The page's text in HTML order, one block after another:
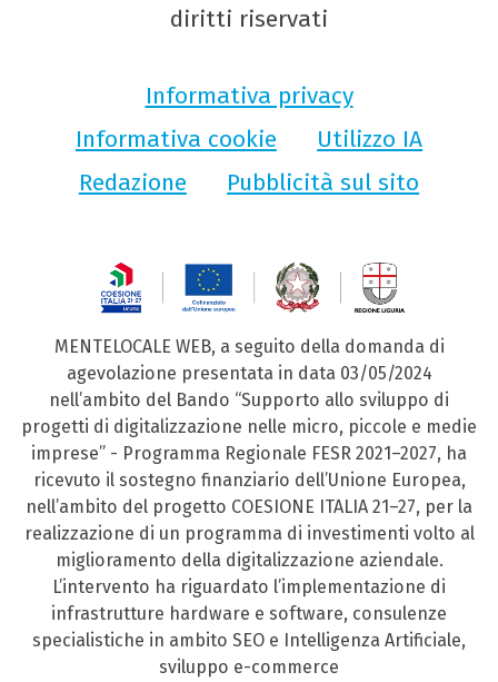
diritti riservati
Informativa privacy
Informativa cookie
Utilizzo IA
Redazione
Pubblicità sul sito
MENTELOCALE WEB, a seguito della domanda di
agevolazione presentata in data 03/05/2024
nell’ambito del Bando “Supporto allo sviluppo di
progetti di digitalizzazione nelle micro, piccole e medie
imprese” - Programma Regionale FESR 2021–2027, ha
ricevuto il sostegno finanziario dell’Unione Europea,
nell’ambito del progetto COESIONE ITALIA 21–27, per la
realizzazione di un programma di investimenti volto al
miglioramento della digitalizzazione aziendale.
L’intervento ha riguardato l’implementazione di
infrastrutture hardware e software, consulenze
specialistiche in ambito SEO e Intelligenza Artificiale,
sviluppo e-commerce